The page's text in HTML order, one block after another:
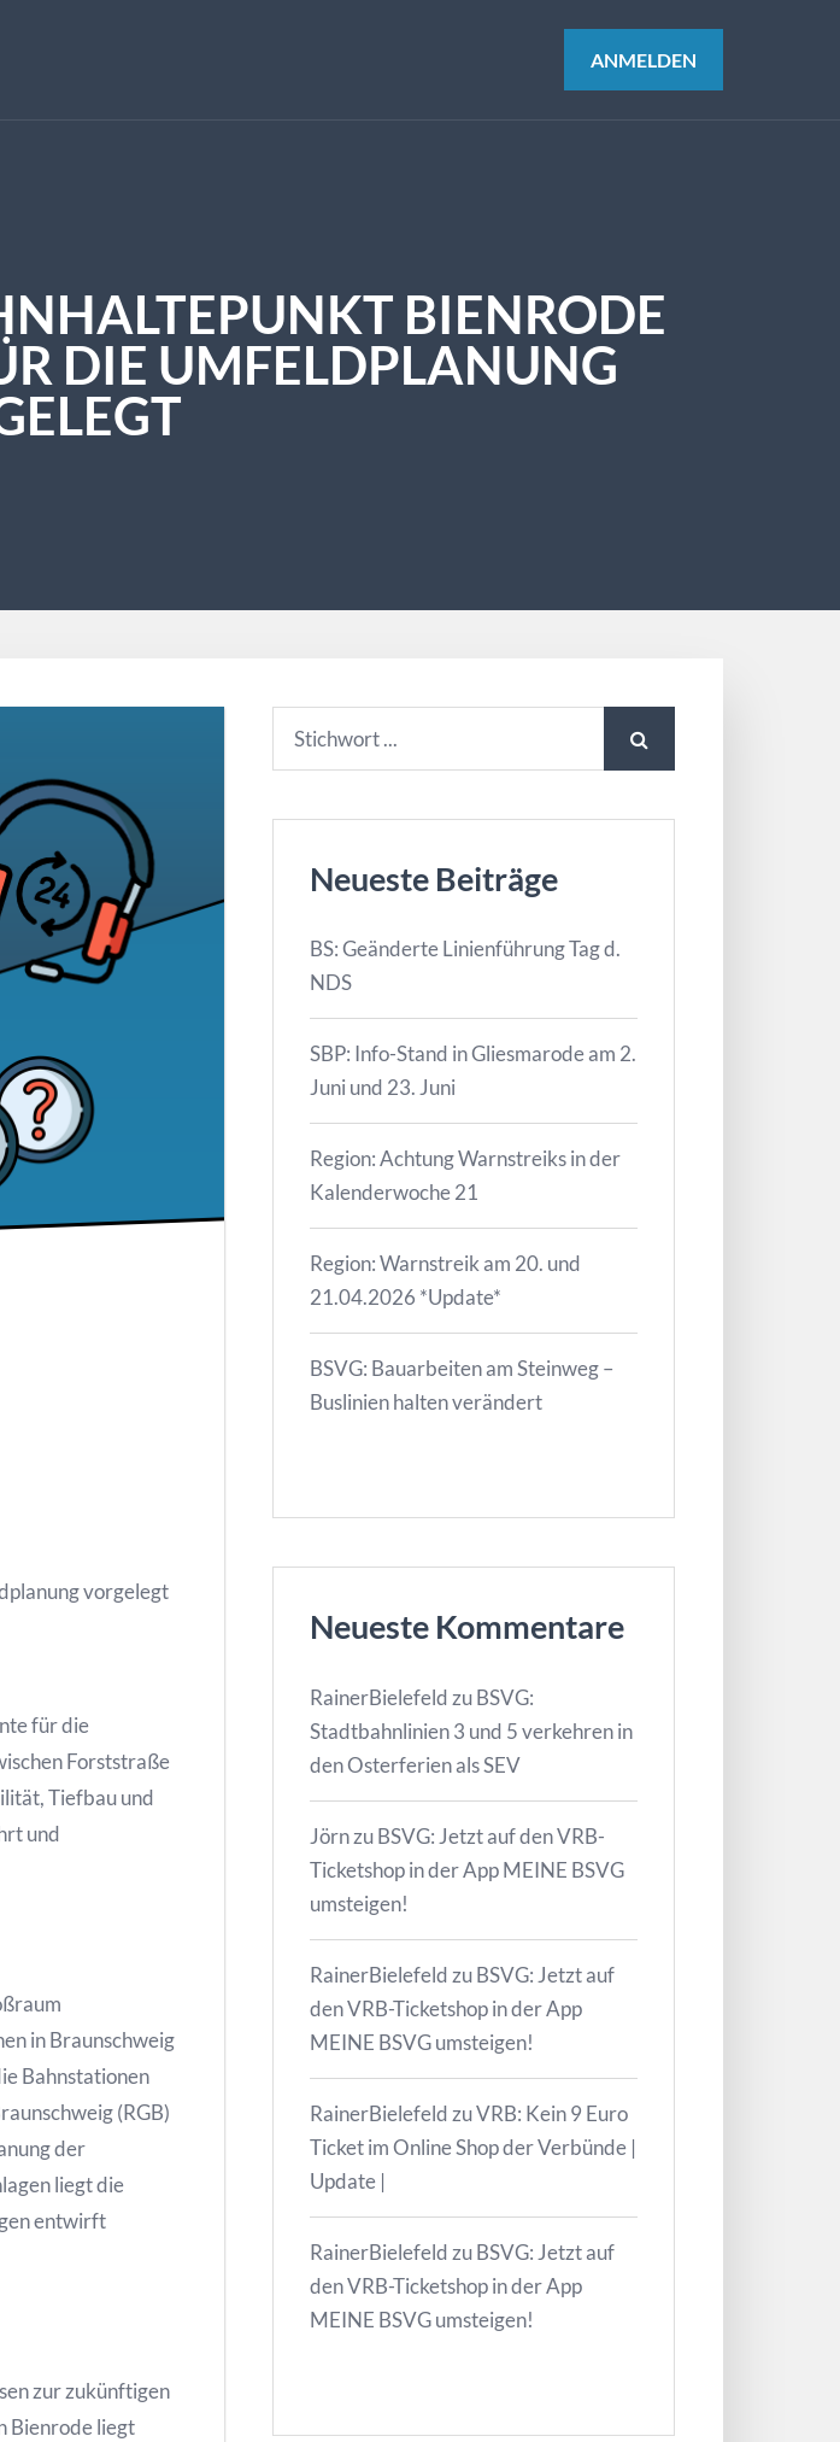
ANMELDEN
BIENRODE
DIE UMFELDPLANUNG
vorgelegt
für die
Forststraße
Tiefbau und
und
in Braunschweig
Bahnstationen
(RGB)
der
liegt die
entwirft
zur zukünftigen
Bienrode liegt
Neueste Beiträge
BS: Geänderte Linienführung Tag d.
NDS
SBP: Info-Stand in Gliesmarode am 2.
Juni und 23. Juni
Region: Achtung Warnstreiks in der
Kalenderwoche 21
Region: Warnstreik am 20. und
21.04.2026 *Update*
BSVG: Bauarbeiten am Steinweg –
Buslinien halten verändert
Neueste Kommentare
RainerBielefeld zuBSVG:
Stadtbahnlinien 3 und 5 verkehren in
den Osterferien als SEV
JörnzuBSVG: Jetzt auf den VRB-
Ticketshop in der App MEINE BSVG
umsteigen!
RainerBielefeld zuBSVG: Jetzt auf
den VRB-Ticketshop in der App
MEINE BSVG umsteigen!
RainerBielefeld zuVRB: Kein 9 Euro
Ticket im Online Shop der Verbünde |
Update |
RainerBielefeld zuBSVG: Jetzt auf
den VRB-Ticketshop in der App
MEINE BSVG umsteigen!